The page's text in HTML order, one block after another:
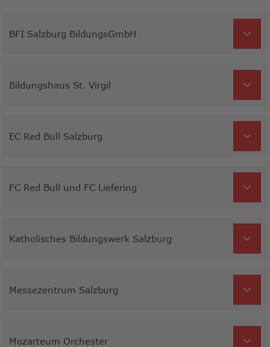
BFI Salzburg BildungsGmbH
Bildungshaus St. Virgil
EC Red Bull Salzburg
FC Red Bull und FC Liefering
Katholisches Bildungswerk Salzburg
Messezentrum Salzburg
Mozarteum Orchester